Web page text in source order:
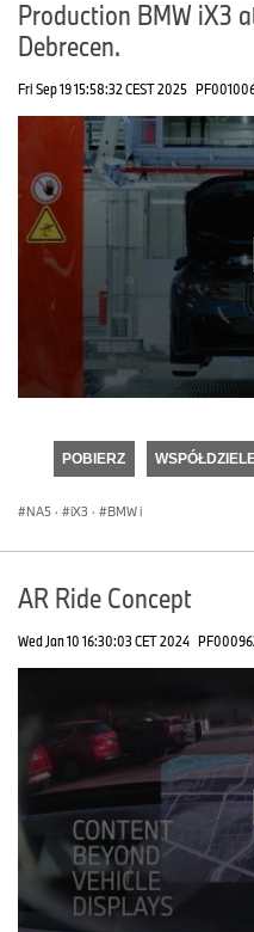
Production BMW iX3
Debrecen.
Fri Sep 19 15:58:32 CEST 2025
seconds
POBIERZ
NA5 · iX3 · BMW i
AR Ride Concept
Wed Jan 10 16:30:03 CET 2024